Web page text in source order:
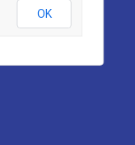
OK